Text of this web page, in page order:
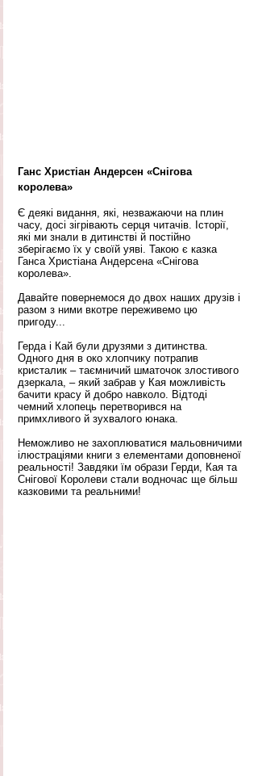
Ганс Христіан Андерсен «Снігова
королева»
Є деякі видання, які, незважаючи на плин
часу, досі зігрівають серця читачів. Історії,
які ми знали в дитинстві й постійно
зберігаємо їх у своїй уяві. Такою є казка
Ганса Христіана Андерсена «Снігова
королева».
Давайте повернемося до двох наших друзів і
разом з ними вкотре переживемо цю
пригоду...
Герда і Кай були друзями з дитинства.
Одного дня в око хлопчику потрапив
кристалик – таємничий шматочок злостивого
дзеркала, – який забрав у Кая можливість
бачити красу й добро навколо. Відтоді
чемний хлопець перетворився на
примхливого й зухвалого юнака.
Неможливо не захоплюватися мальовничими
ілюстраціями книги з елементами доповненої
реальності! Завдяки їм образи Герди, Кая та
Снігової Королеви стали водночас ще більш
казковими та реальними!